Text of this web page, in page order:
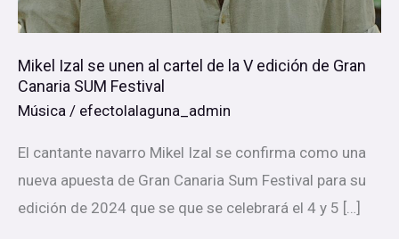
Mikel Izal se unen al cartel de la V edición de Gran
Canaria SUM Festival
Música / efectolalaguna_admin
El cantante navarro Mikel Izal se confirma como una
nueva apuesta de Gran Canaria Sum Festival para su
edición de 2024 que se que se celebrará el 4 y 5 […]
Canaria
Festival